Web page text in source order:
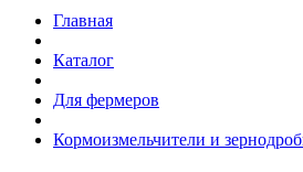
Главная
Каталог
Для фермеров
Кормоизмельчители и